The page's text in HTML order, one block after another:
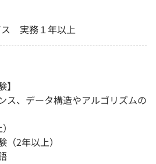
ス 実務１年以上
ス、データ構造やアルゴリズムの
（2年以上）